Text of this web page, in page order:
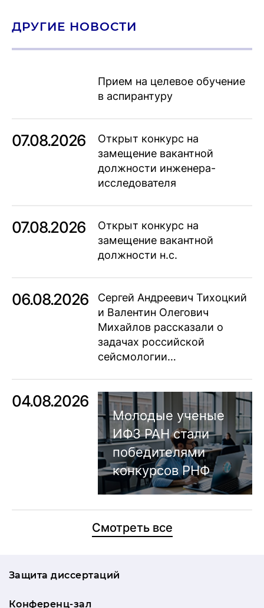
ДРУГИЕ НОВОСТИ
Прием на целевое обучение
в аспирантуру
07.08.2026
Открыт конкурс на
замещение вакантной
должности инженера-
исследователя
07.08.2026
Открыт конкурс на
замещение вакантной
должности н.с.
06.08.2026
Сергей Андреевич Тихоцкий
и Валентин Олегович
Михайлов рассказали о
задачах российской
сейсмологии…
04.08.2026
Молодые ученые
ИФЗ РАН стали
победителями
конкурсов РНФ
Смотреть все
Защита диссертаций
Конференц-зал